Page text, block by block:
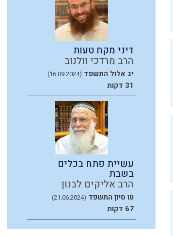
דיני מקח טעות
הרב מרדכי וולנוב
יג אלול התשפד (16.09.2024)
31 דקות
עשיית פתח בכלים
בשבת
הרב אליקים לבנון
טו סיון התשפד (21.06.2024)
67 דקות